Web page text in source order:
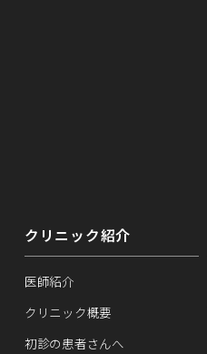
クリニック紹介
医師紹介
クリニック概要
初診の患者さんへ